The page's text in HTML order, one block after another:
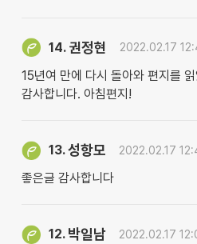
14. 권정현 2022.02.17
15년여 만에 다시 돌아와 편지를
감사합니다. 아침편지!
13.성항모 2022.02.17
좋은글 감사합니다
12. 박일남 2022.02.17